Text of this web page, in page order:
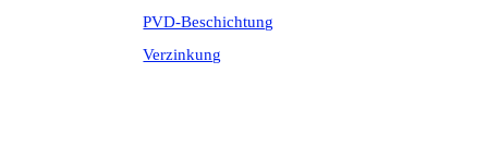
PVD-Beschichtung
Verzinkung